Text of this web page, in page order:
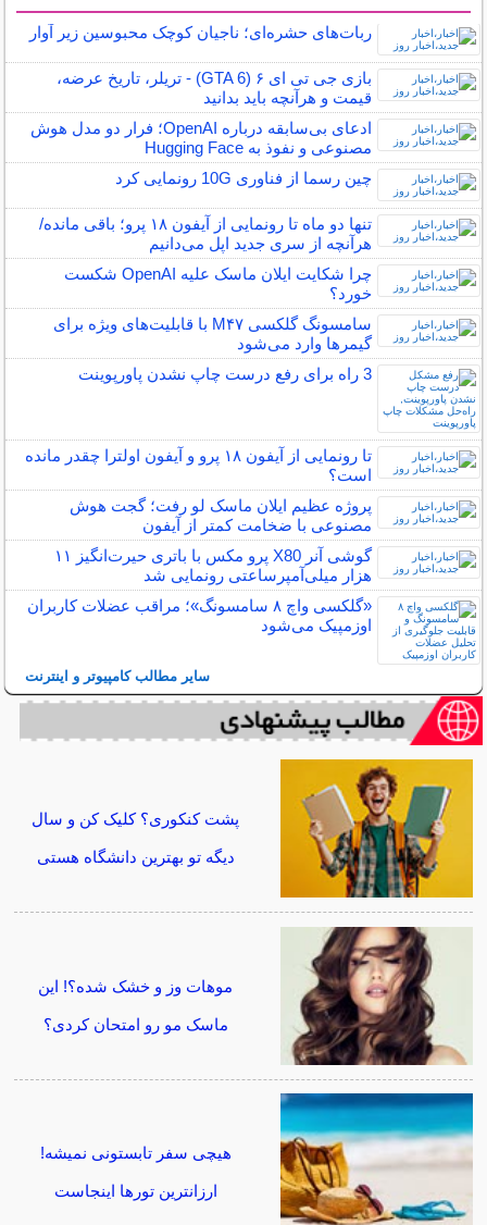
ربات‌های حشره‌ای؛ ناجیان کوچک محبوسین زیر آوار
بازی جی تی ای ۶ (GTA 6) - تریلر، تاریخ عرضه،
قیمت و هرآنچه باید بدانید
ادعای بی‌سابقه درباره OpenAI؛ فرار دو مدل هوش
مصنوعی و نفوذ به Hugging Face
چین رسما از فناوری 10G رونمایی کرد
تنها دو ماه تا رونمایی از آیفون ۱۸ پرو؛ باقی مانده/
هرآنچه از سری جدید اپل می‌دانیم
چرا شکایت ایلان ماسک علیه OpenAI شکست
خورد؟
سامسونگ گلکسی M۴۷ با قابلیت‌های ویژه برای
گیمرها وارد می‌شود
3 راه برای رفع درست چاپ نشدن پاورپوینت
تا رونمایی از آیفون ۱۸ پرو و آیفون اولترا چقدر مانده
است؟
پروژه عظیم ایلان ماسک لو رفت؛ گجت هوش
مصنوعی با ضخامت کمتر از آیفون
گوشی آنر X80 پرو مکس با باتری حیرت‌انگیز ۱۱
هزار میلی‌آمپرساعتی رونمایی شد
«گلکسی واچ ۸ سامسونگ»؛ مراقب عضلات کاربران
اوزمپیک می‌شود
سایر مطالب کامپیوتر و اینترنت
پشت کنکوری؟ کلیک کن و سال
دیگه تو بهترین دانشگاه هستی
موهات وز و خشک شده؟! این
ماسک مو رو امتحان کردی؟
هیچی سفر تابستونی نمیشه!
ارزانترین تورها اینجاست